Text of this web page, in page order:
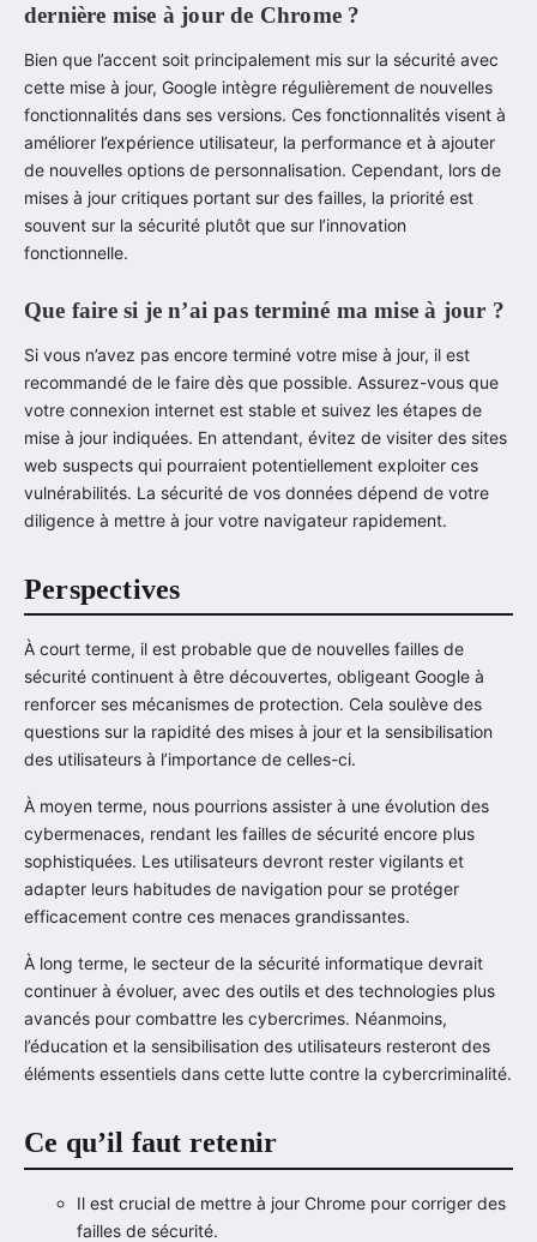
dernière mise à jour de Chrome ?
Bien que l’accent soit principalement mis sur la sécurité avec
cette mise à jour, Google intègre régulièrement de nouvelles
fonctionnalités dans ses versions. Ces fonctionnalités visent à
améliorer l’expérience utilisateur, la performance et à ajouter
de nouvelles options de personnalisation. Cependant, lors de
mises à jour critiques portant sur des failles, la priorité est
souvent sur la sécurité plutôt que sur l’innovation
fonctionnelle.
Que faire si je n’ai pas terminé ma mise à jour ?
Si vous n’avez pas encore terminé votre mise à jour, il est
recommandé de le faire dès que possible. Assurez-vous que
votre connexion internet est stable et suivez les étapes de
mise à jour indiquées. En attendant, évitez de visiter des sites
web suspects qui pourraient potentiellement exploiter ces
vulnérabilités. La sécurité de vos données dépend de votre
diligence à mettre à jour votre navigateur rapidement.
Perspectives
À court terme, il est probable que de nouvelles failles de
sécurité continuent à être découvertes, obligeant Google à
renforcer ses mécanismes de protection. Cela soulève des
questions sur la rapidité des mises à jour et la sensibilisation
des utilisateurs à l’importance de celles-ci.
À moyen terme, nous pourrions assister à une évolution des
cybermenaces, rendant les failles de sécurité encore plus
sophistiquées. Les utilisateurs devront rester vigilants et
adapter leurs habitudes de navigation pour se protéger
efficacement contre ces menaces grandissantes.
À long terme, le secteur de la sécurité informatique devrait
continuer à évoluer, avec des outils et des technologies plus
avancés pour combattre les cybercrimes. Néanmoins,
l’éducation et la sensibilisation des utilisateurs resteront des
éléments essentiels dans cette lutte contre la cybercriminalité.
Ce qu’il faut retenir
Il est crucial de mettre à jour Chrome pour corriger des
failles de sécurité.